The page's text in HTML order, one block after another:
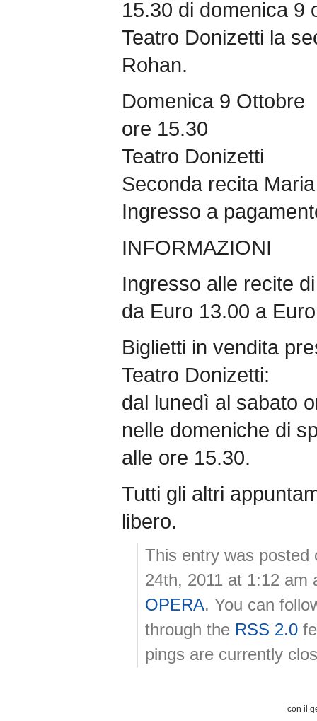
15.30 di domenica 9
Teatro Donizetti la
Rohan.
Domenica 9 Ottobre
ore 15.30
Teatro Donizetti
Seconda recita
Ingresso a
INFORMAZIONI
Ingresso alle recite
da Euro 13.00 a
Biglietti in vendita
Teatro Donizetti:
dal lunedì al sabato
nelle domeniche di
alle ore 15.30.
Tutti gli altri
libero.
This entry was posted
24th, 2011 at 1:12
OPERA. You can
through the RSS 2.0
pings are currently
con il